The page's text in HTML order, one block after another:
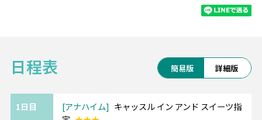
日程表 簡易版 詳細版
1日目 アナハイム
キャッスル イン アンド スイーツ指